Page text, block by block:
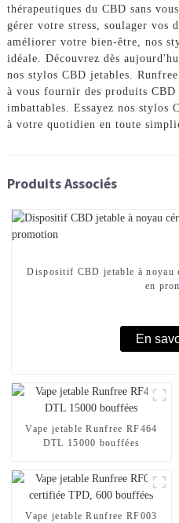
thérapeutiques du CBD sans
gérer votre stress, soulager vos
améliorer votre bien-être, nos
idéale. Découvrez dès
nos stylos CBD jetables.
à vous fournir des produits
imbattables. Essayez nos stylos
à votre quotidien en toute
Produits Associés
Dispositif CBD jetable à noyau
en
En
Vape jetable Runfree RF464
DTL 15000 bouffées
Vape jetable Runfree RF003